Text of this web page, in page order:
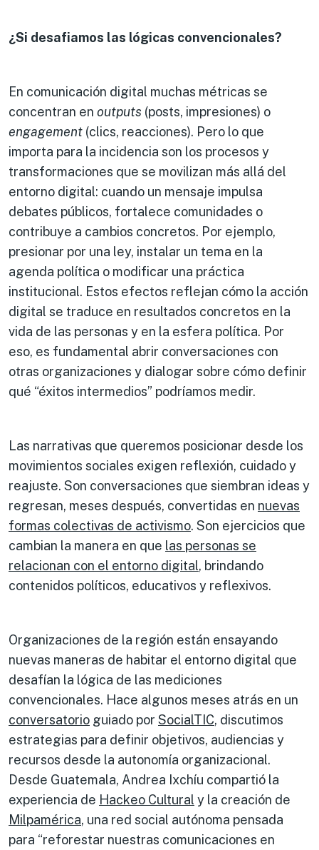
¿Si desafiamos las lógicas convencionales?
En comunicación digital muchas métricas se
concentran en outputs (posts, impresiones) o
engagement (clics, reacciones). Pero lo que
importa para la incidencia son los procesos y
transformaciones que se movilizan más allá del
entorno digital: cuando un mensaje impulsa
debates públicos, fortalece comunidades o
contribuye a cambios concretos. Por ejemplo,
presionar por una ley, instalar un tema en la
agenda política o modificar una práctica
institucional. Estos efectos reflejan cómo la acción
digital se traduce en resultados concretos en la
vida de las personas y en la esfera política. Por
eso, es fundamental abrir conversaciones con
otras organizaciones y dialogar sobre cómo definir
qué “éxitos intermedios” podríamos medir.
Las narrativas que queremos posicionar desde los
movimientos sociales exigen reflexión, cuidado y
reajuste. Son conversaciones que siembran ideas y
regresan, meses después, convertidas en nuevas
formas colectivas de activismo. Son ejercicios que
cambian la manera en que las personas se
relacionan con el entorno digital, brindando
contenidos políticos, educativos y reflexivos.
Organizaciones de la región están ensayando
nuevas maneras de habitar el entorno digital que
desafían la lógica de las mediciones
convencionales. Hace algunos meses atrás en un
conversatorio guiado por SocialTIC, discutimos
estrategias para definir objetivos, audiencias y
recursos desde la autonomía organizacional.
Desde Guatemala, Andrea Ixchíu compartió la
experiencia de Hackeo Cultural y la creación de
Milpamérica, una red social autónoma pensada
para “reforestar nuestras comunicaciones en